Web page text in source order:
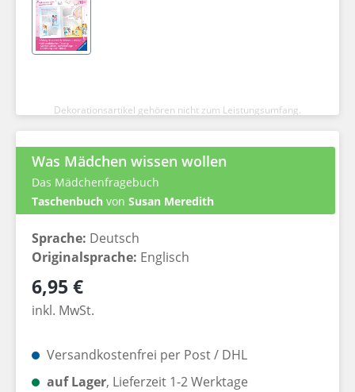
Dekorationsartikel gehören nicht zum Leistungsumfang.
Was Mädchen wissen wollen
Das Mädchenfragebuch
Taschenbuch von Susan Meredith
Sprache: Deutsch
Originalsprache: Englisch
Regulärer Preis:
6,95 €
inkl. MwSt.
Versandkostenfrei per Post / DHL
auf Lager, Lieferzeit 1-2 Werktage